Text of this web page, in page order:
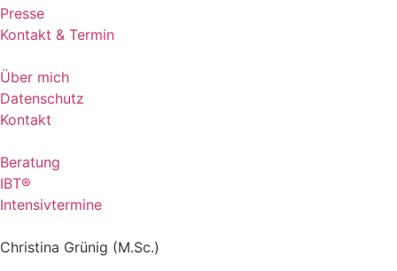
Presse
Kontakt & Termin
Über mich
Datenschutz
Kontakt
Beratung
IBT®
Intensivtermine
Christina Grünig (M.Sc.)